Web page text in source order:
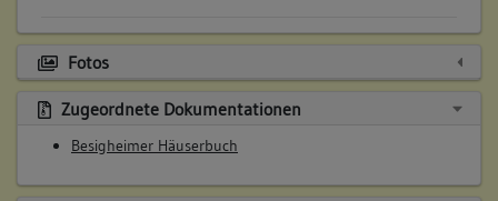
4. Besitzer:in:
(1587 - 1628)
Bemerkung Familie:
Erben des Hanns Brachat
zinsen
Fotos
Zugeordnete Dokumentationen
Besigheimer Häuserbuch